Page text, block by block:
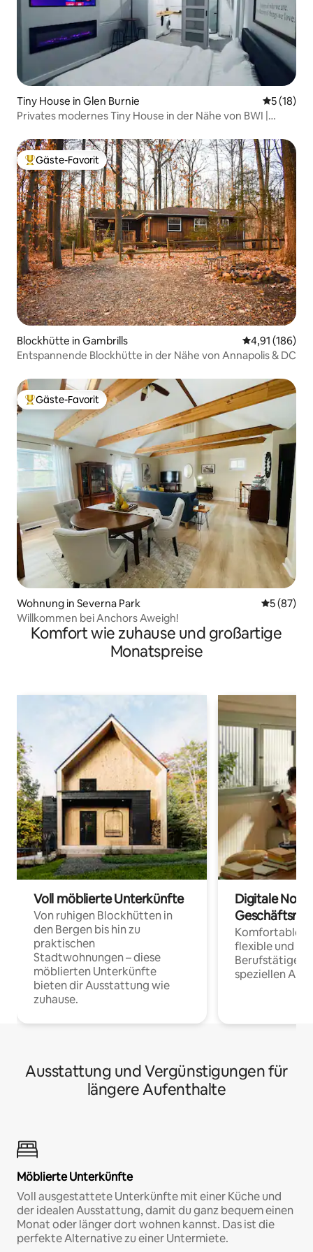
Tiny House in Glen Burnie
5 (18)
Privates modernes Tiny House in der Nähe von BWI |
Beliebter Gäste-Favorit.
Gäste-Favorit
Blockhütte in Gambrills
4,91 (186)
Entspannende Blockhütte in der Nähe von Annapolis & DC
Beliebter Gäste-Favorit.
Gäste-Favorit
Wohnung in Severna Park
5 (87)
Willkommen bei Anchors Aweigh!
Komfort wie zuhause und großartige
Monatspreise
Voll möblierte Unterkünfte
Von ruhigen Blockhütten in
den Bergen bis hin zu
praktischen
Stadtwohnungen – diese
möblierten Unterkünfte
bieten dir Ausstattung wie
zuhause.
Digitale
Komfortable
flexible und
Berufstätige
speziellen
Ausstattung und Vergünstigungen für
längere Aufenthalte
Möblierte Unterkünfte
Voll ausgestattete Unterkünfte mit einer Küche und
der idealen Ausstattung, damit du ganz bequem einen
Monat oder länger dort wohnen kannst. Das ist die
perfekte Alternative zu einer Untermiete.